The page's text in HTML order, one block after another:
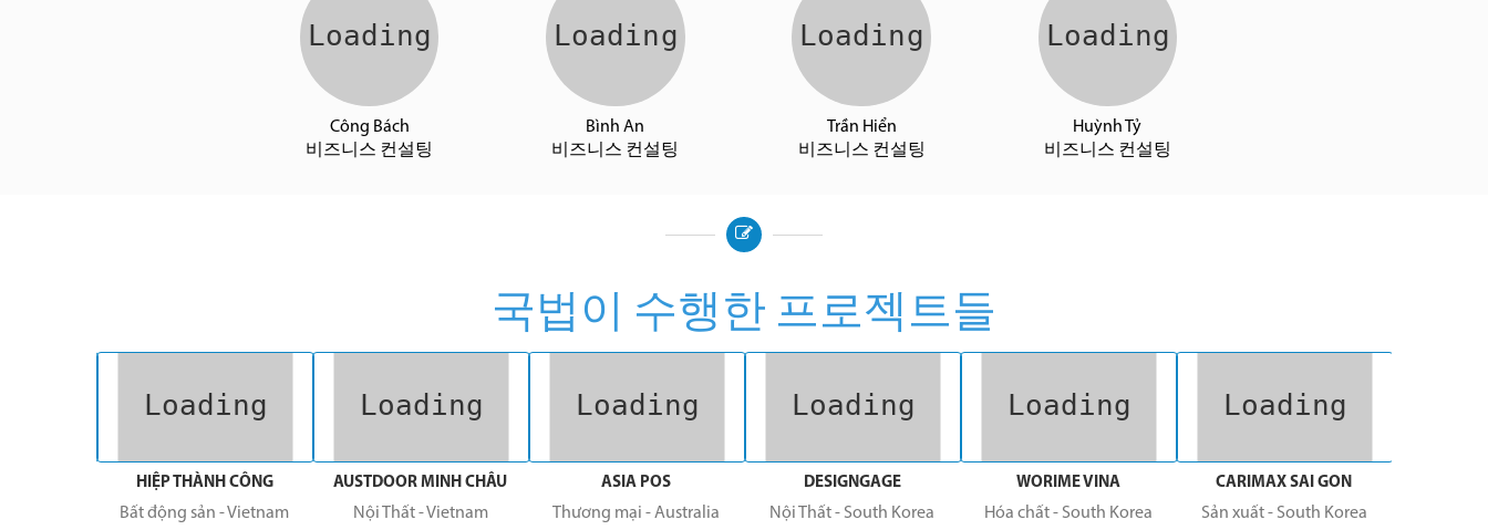
Công Bách
비즈니스 컨설팅
Bình An
비즈니스 컨설팅
Trần Hiển
비즈니스 컨설팅
Huỳnh Tỷ
비즈니스 컨설팅
국법이 수행한 프로젝트들
HIỆP THÀNH CÔNG
Bất động sản -Vietnam
AUSTDOOR MINH CHÂU
Nội Thất -Vietnam
ASIA POS
Thương mại -Australia
DESIGNGAGE
Nội Thất- South Korea
WORIME VINA
Hóa chất - South Korea
CARIMAX SAI GON
Sản xuất - South Korea